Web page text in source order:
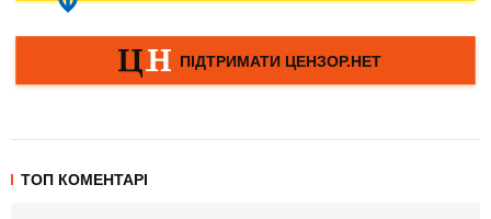
ТОП КОМЕНТАРІ